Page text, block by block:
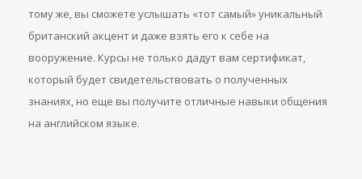
тому же, вы сможете услышать «тот самый» уникальный
британский акцент и даже взять его к себе на
вооружение. Курсы не только дадут вам сертификат,
который будет свидетельствовать о полученных
знаниях, но еще вы получите отличные навыки общения
на английском языке.